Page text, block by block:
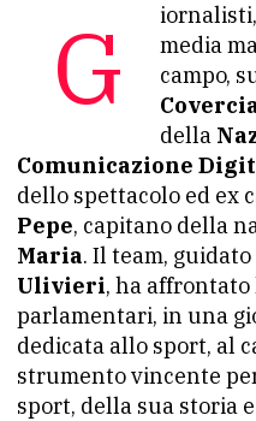
Giornalisti, comunicatori, social
media
campo,
della
Comunicazione
dello spettacolo ed ex
Pepe, capitano della
Maria. Il team, guidato
Ulivieri, ha affrontato
parlamentari, in una
dedicata allo sport, al
strumento vincente
sport, della sua storia